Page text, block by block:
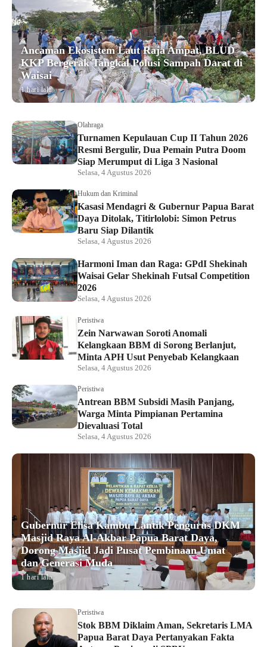
Ancaman Ekosistem Laut Raja Ampat, BLUD
KKP Bergerak Tangkal Polusi Sampah Darat di
Waisai
1 hari lalu
Olahraga
Turnamen Kepulauan Cup II Tahun 2026
Resmi Bergulir, Dua Pemain Putra Doom
Siap Merumput di Liga 3 Nasional
Selasa, 4 Agustus 2026
Hukum dan Kriminal
Kasasi Mendagri & Gubernur Papua Barat
Daya Ditolak, Titirlolobi: Simon Petrus
Baru Siap Dilantik
Selasa, 4 Agustus 2026
Harmoni Iman dan Raga: GPdI Shekinah
Waisai Gelar Shekinah Futsal Competition
2026
Selasa, 4 Agustus 2026
Peristiwa
Zein Narwawan Soroti Anomali
Kelangkaan BBM di Sorong Berlanjut,
Minta APH Usut Penyebab Kelangkaan
Selasa, 4 Agustus 2026
Peristiwa
Antrean BBM Subsidi Masih Panjang,
Warga Minta Pimpianan Pertamina
Dievaluasi Total
Selasa, 4 Agustus 2026
Gubernur Elisa Kambu Lantik Pengurus DKM
Masjid Raya Al-Akbar Papua Barat Daya,
Dorong Masjid Jadi Pusat Pembinaan Umat
dan Generasi Muda
1 hari lalu
Peristiwa
Stok BBM Diklaim Aman, Sekretaris LMA
Papua Barat Daya Pertanyakan Fakta